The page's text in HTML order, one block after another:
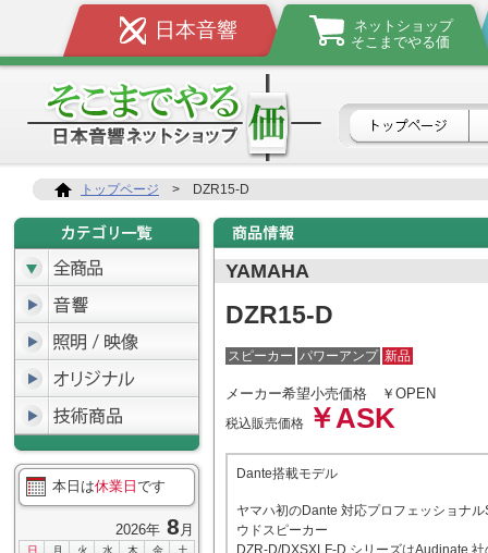
日本音響
ネットショップ
そこまでやる価
トップページ > DZR15-D
本日は休業日 です
2026年 8 月
日 月 火 水 木 金 土
YAMAHA
DZR15-D
スピーカー パワーアンプ 新品
メーカー希望小売価格 ￥OPEN
税込販売価格 ￥ASK
Dante搭載モデル
ヤマハ初のDante 対応プロフェッショナル
ウドスピーカー
DZR-D/DXSXLF-D シリーズはAudinate 社